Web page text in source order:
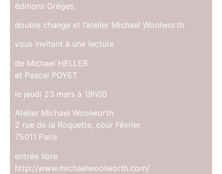
éditions Grèges,
double change et l’atelier Michael Woolworth
vous invitent à une lecture
de Michael HELLER
et Pascal POYET
le jeudi 23 mars à 19h00
Atelier Michael Woolworth
2 rue de la Roquette, cour Février
75011 Paris
entrée libre
http://www.michaelwoolworth.com/